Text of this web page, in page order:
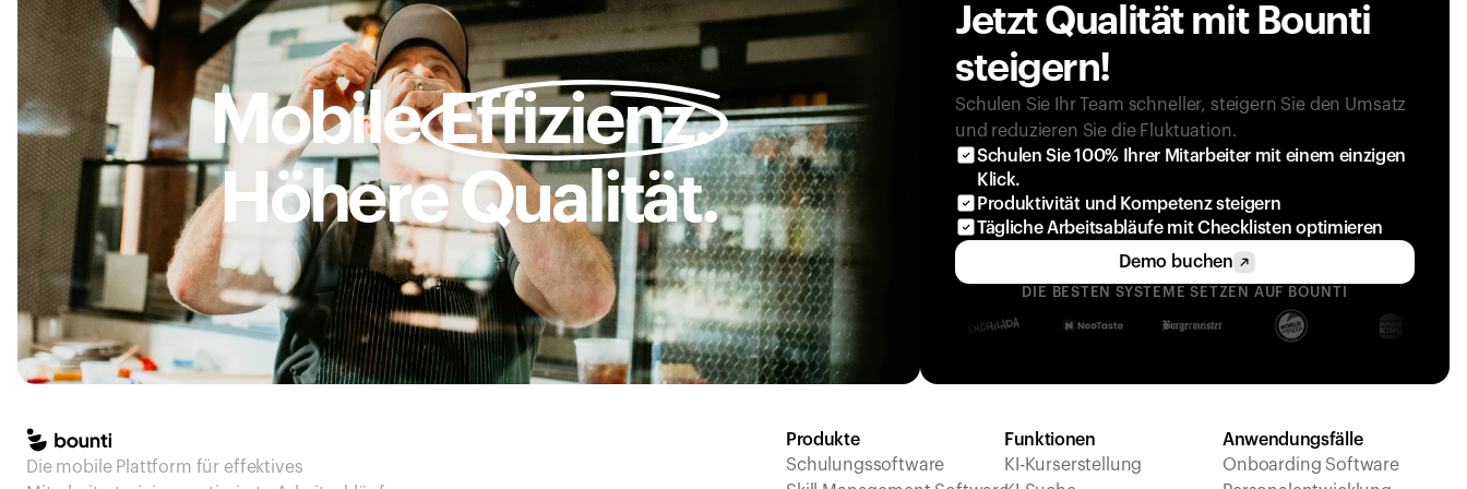
Mobile Effizienz.
Höhere Qualität.
Jetzt Qualität mit Bounti
steigern!
Schulen Sie Ihr Team schneller, steigern Sie den Umsatz
und reduzieren Sie die Fluktuation.
Schulen Sie 100% Ihrer Mitarbeiter mit einem einzigen
Klick.
Produktivität und Kompetenz steigern
Tägliche Arbeitsabläufe mit Checklisten optimieren
Demo buchen
DIE BESTEN SYSTEME SETZEN AUF BOUNTI
Die mobile Plattform für effektives
Produkte
Schulungssoftware
Funktionen
KI-Kurserstellung
Anwendungsfälle
Onboarding Software